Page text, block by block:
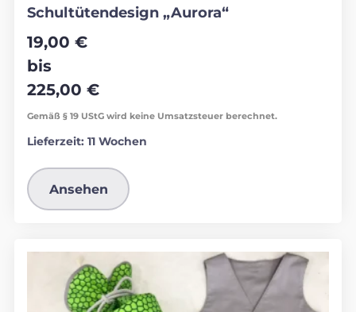
Schultütendesign „Aurora“
19,00 €
bis
225,00 €
Gemäß § 19 UStG wird keine Umsatzsteuer berechnet.
Lieferzeit: 11 Wochen
Ansehen